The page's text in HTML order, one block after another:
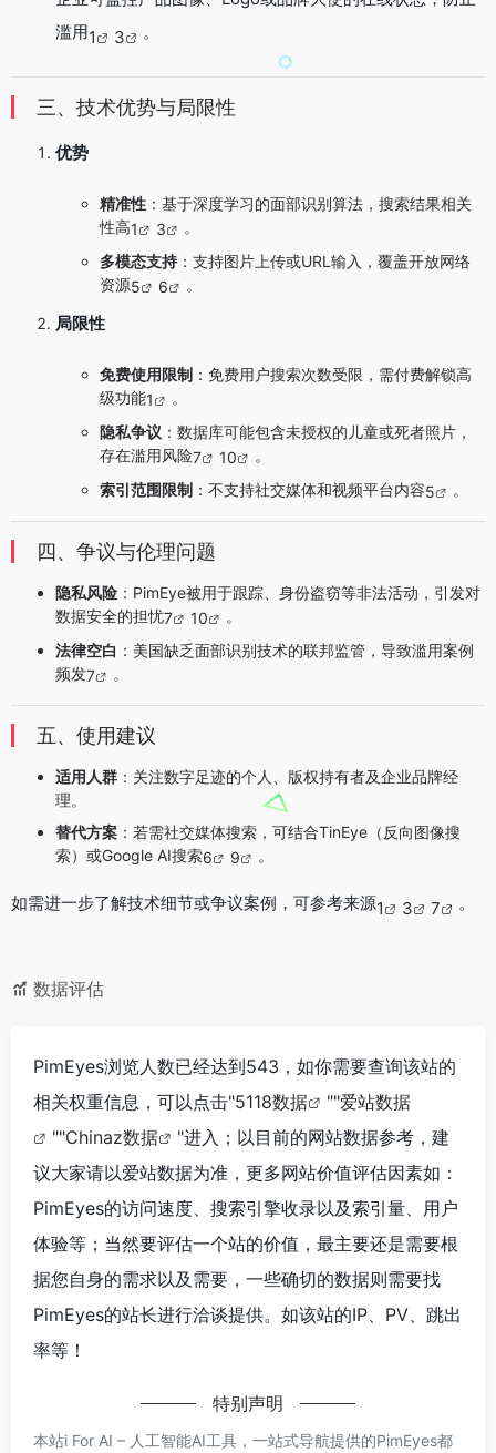
滥用1 3 。
三、技术优势与局限性
优势
精准性 ：基于深度学习的面部识别算法，搜索结果相关
性高1 3
。
多模态支持 ：支持图片上传或URL输入，覆盖开放网络
资源5 6 。
局限性
免费使用限制 ：免费用户搜索次数受限，需付费解锁高
级功能1
。
隐私争议 ：数据库可能包含未授权的儿童或死者照片，
存在滥用风险7 10
。
索引范围限制 ：不支持社交媒体和视频平台内容5 。
四、争议与伦理问题
隐私风险 ：PimEye被用于跟踪、身份盗窃等非法活动，引发对
数据安全的担忧7 10
。
法律空白 ：美国缺乏面部识别技术的联邦监管，导致滥用案例
频发7 。
五、使用建议
适用人群 ：关注数字足迹的个人、版权持有者及企业品牌经
理。
替代方案 ：若需社交媒体搜索，可结合TinEye（反向图像搜
索）或Google AI搜索6 9 。
如需进一步了解技术细节或争议案例，可参考来源1 3 7 。
数据评估
PimEyes浏览人数已经达到543，如你需要查询该站的
相关权重信息，可以点击"5118数据 ""爱站数据
""Chinaz数据
"进入；以目前的网站数据参考，建
议大家请以爱站数据为准，更多网站价值评估因素如：
PimEyes的访问速度、搜索引擎收录以及索引量、用户
体验等；当然要评估一个站的价值，最主要还是需要根
据您自身的需求以及需要，一些确切的数据则需要找
PimEyes的站长进行洽谈提供。如该站的IP、PV、跳出
率等！
特别声明
本站i For AI – 人工智能AI工具，一站式导航提供的PimEyes都